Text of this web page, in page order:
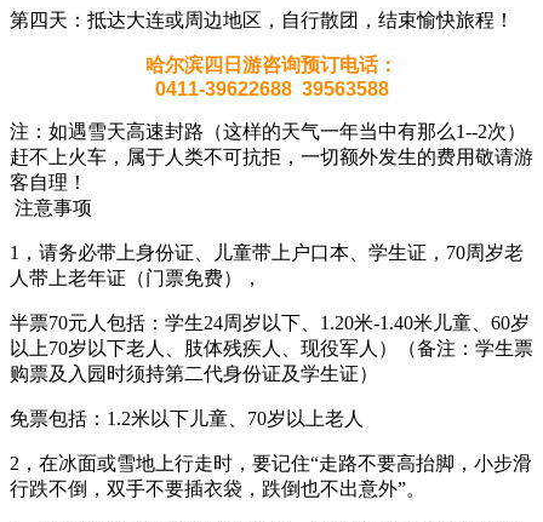
第四天：抵达大连或周边地区，自行散团，结束愉快旅程！
哈尔滨四日游咨询预订电话：
0411-39622688 39563588
注：如遇雪天高速封路（这样的天气一年当中有那么1--2次）
赶不上火车，属于人类不可抗拒，一切额外发生的费用敬请游
客自理！
注意事项
1，请务必带上身份证、儿童带上户口本、学生证，70周岁老
人带上老年证（门票免费），
半票70元人包括：学生24周岁以下、1.20米-1.40米儿童、60岁
以上70岁以下老人、肢体残疾人、现役军人）（备注：学生票
购票及入园时须持第二代身份证及学生证）
免票包括：1.2米以下儿童、70岁以上老人
2，在冰面或雪地上行走时，要记住“走路不要高抬脚，小步滑
行跌不倒，双手不要插衣袋，跌倒也不出意外”。